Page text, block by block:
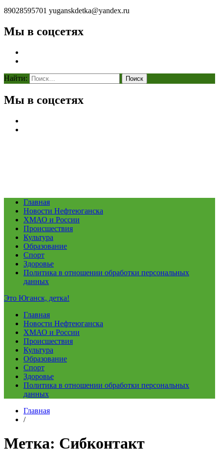
89028595701 yuganskdetka@yandex.ru
Мы в соцсетях
Найти:
Мы в соцсетях
Главная
Новости Нефтеюганска
ХМАО и России
Происшествия
Культура
Образование
Спорт
Здоровье
Политика в отношении обработки персональных
данных
Это Юганск, детка!
Главная
Новости Нефтеюганска
ХМАО и России
Происшествия
Культура
Образование
Спорт
Здоровье
Политика в отношении обработки персональных
данных
Главная
/
Метка: Сибконтакт